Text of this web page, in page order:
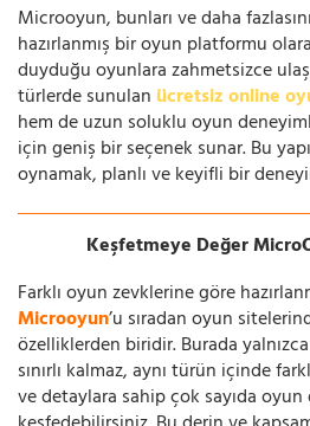
Microoyun, bunları ve daha
hazırlanmış bir oyun platformu
duyduğu oyunlara zahmetsizce
türlerde sunulan ücretsiz online
hem de uzun soluklu oyun
için geniş bir seçenek sunar. Bu
oynamak, planlı ve keyifli bir
Keşfetmeye Değer
Farklı oyun zevklerine göre
Microoyun’u sıradan oyun
özelliklerden biridir. Burada
sınırlı kalmaz, aynı türün içinde
ve detaylara sahip çok sayıda oyun